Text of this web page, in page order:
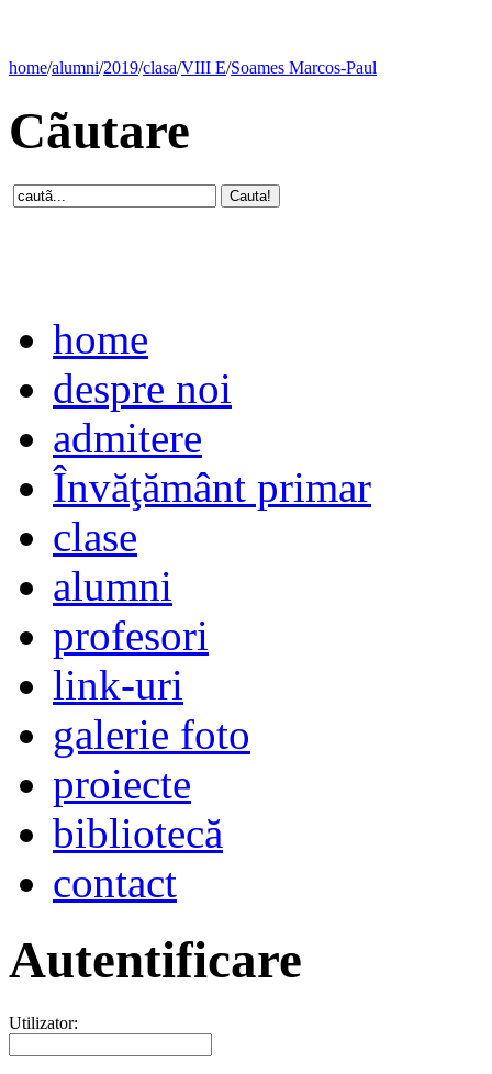
home/alumni/2019/clasa/VIII E/Soames Marcos-Paul
Cãutare
home
despre noi
admitere
Învăţământ primar
clase
alumni
profesori
link-uri
galerie foto
proiecte
bibliotecă
contact
Autentificare
Utilizator: